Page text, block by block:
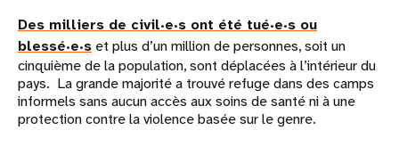
Des milliers de civil·e·s ont été tué·e·s ou
blessé·e·s et plus d’un million de personnes, soit un
cinquième de la population, sont déplacées à l’intérieur du
pays. La grande majorité a trouvé refuge dans des camps
informels sans aucun accès aux soins de santé ni à une
protection contre la violence basée sur le genre.